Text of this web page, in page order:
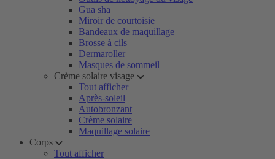
Gua sha
Miroir de courtoisie
Bandeaux de maquillage
Brosse à cils
Dermaroller
Masques de sommeil
Crème solaire visage
Tout afficher
Après-soleil
Autobronzant
Crème solaire
Maquillage solaire
Corps
Tout afficher